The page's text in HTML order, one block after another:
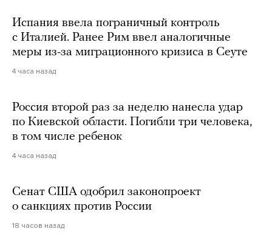
Испания ввела пограничный контроль
с Италией. Ранее Рим ввел аналогичные
меры из-за миграционного кризиса в Сеуте
4 часа назад
Россия второй раз за неделю нанесла удар
по Киевской области. Погибли три человека,
в том числе ребенок
4 часа назад
Сенат США одобрил законопроект
о санкциях против России
18 часов назад